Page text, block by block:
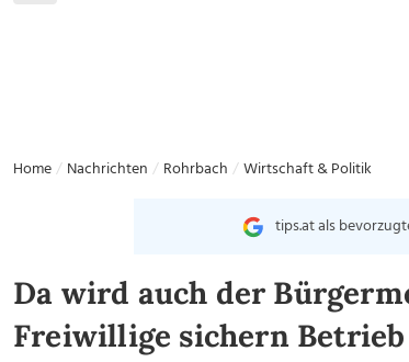
Home Nachrichten Rohrbach Wirtschaft & Politik
tips.at als
Da wird auch der
Freiwillige sichern